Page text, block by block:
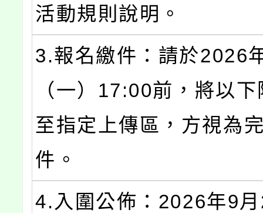
活動規則說明。
3.報名繳件：請於2026
（一）17:00前，將以
至指定上傳區，方視為
件。
4.入圍公佈：2026年9